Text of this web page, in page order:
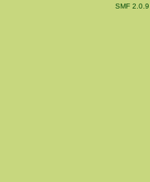
SMF 2.0.9